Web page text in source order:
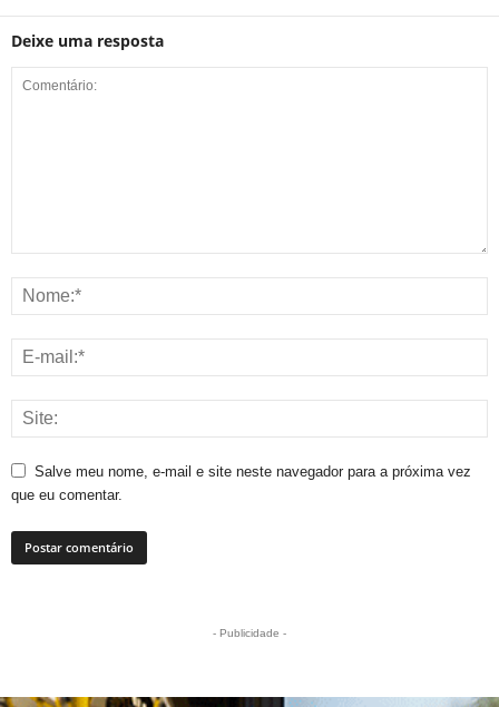
Deixe uma resposta
Salve meu nome, e-mail e site neste navegador para a próxima vez
que eu comentar.
- Publicidade -